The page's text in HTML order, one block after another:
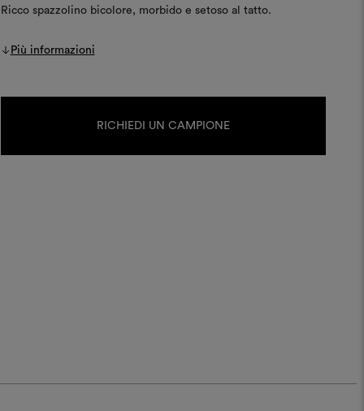
Ricco spazzolino bicolore, morbido e setoso al tatto.
Più informazioni
RICHIEDI UN CAMPIONE